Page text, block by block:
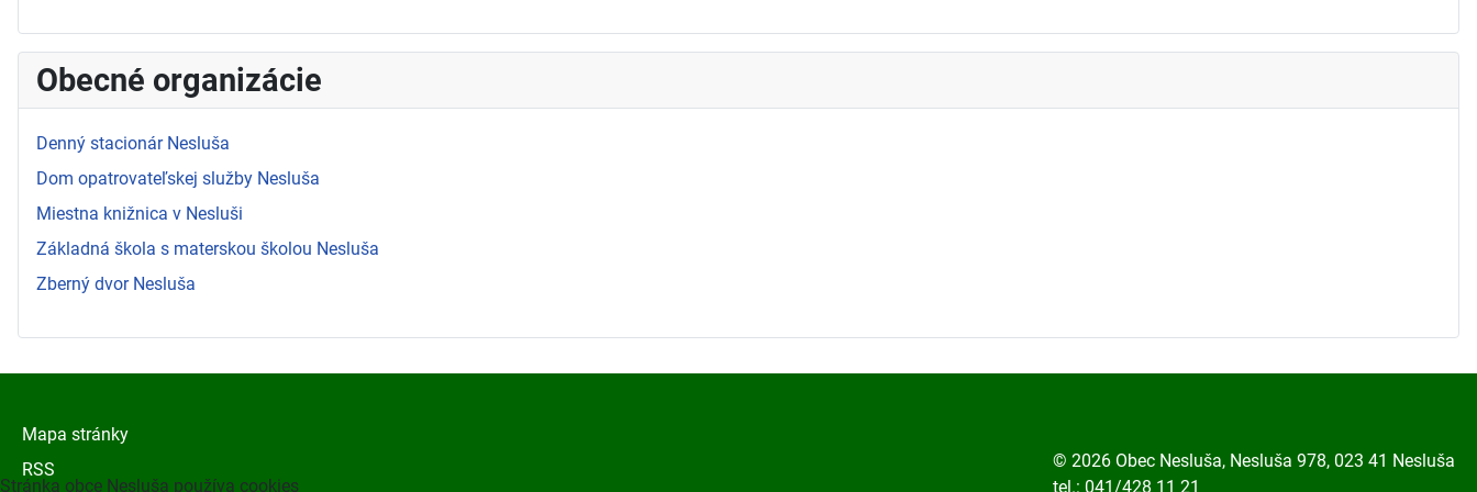
Obecné organizácie
Denný stacionár Nesluša
Dom opatrovateľskej služby Nesluša
Miestna knižnica v Nesluši
Základná škola s materskou školou Nesluša
Zberný dvor Nesluša
Mapa stránky
RSS
© 2026 Obec Nesluša, Nesluša 978, 023 41 Nesluša
tel.: 041/428 11 21
Stránka obce Nesluša používa cookies